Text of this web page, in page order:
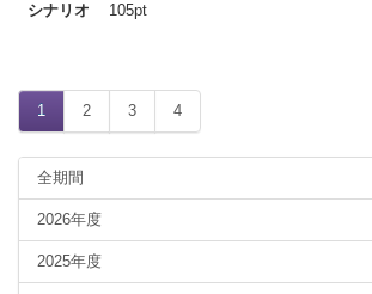
シナリオ 105pt
1 2 3 4
全期間
2026年度
2025年度